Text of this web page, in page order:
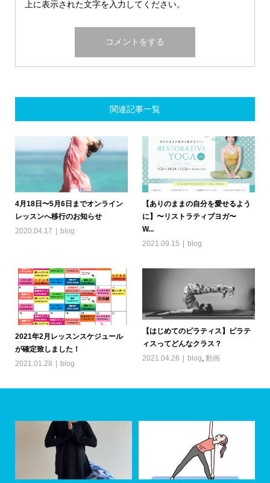
上に表示された文字を入力してください。
関連記事一覧
4月18日〜5月6日までオンライン
レッスンへ移行のお知らせ
2020.04.17
blog
【ありのままの自分を愛せるよう
に】〜リストラティブヨガ〜
W...
2021.09.15
blog
2021年2月レッスンスケジュール
が確定致しました！
2021.01.28
blog
【はじめてのピラティス】ピラテ
ィスってどんなクラス？
2021.04.26
blog ,動画